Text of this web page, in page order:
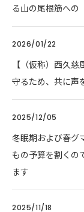
る山の尾根筋への
2026/01/22
【（仮称）西久
守るため、共に声
2025/12/05
冬眠期および春グ
もの予算を割くの
ます
2025/11/18